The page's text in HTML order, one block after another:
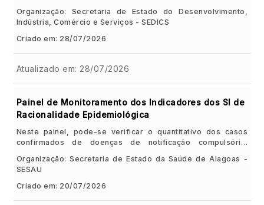
integrada dos dados sobre a produção, transformação e
consumo dos seus recursos energéticos renováveis e não-
renováveis.
Organização: Secretaria de Estado do Desenvolvimento,
Indústria, Comércio e Serviços - SEDICS
Criado em: 28/07/2026
Atualizado em: 28/07/2026
Painel de Monitoramento dos Indicadores dos SI de
Racionalidade Epidemiológica
Neste painel, pode-se verificar o quantitativo dos casos
confirmados de doenças de notificação compulsória,
dados por períodos (mensal, quadrimestral, anual)
referentes ao ano atual e ano anterior; Baixar a planilha de
dados relativos aos três sistemas; Visualizar os municípios
Organização: Secretaria de Estado da Saúde de Alagoas -
SESAU
Criado em: 20/07/2026